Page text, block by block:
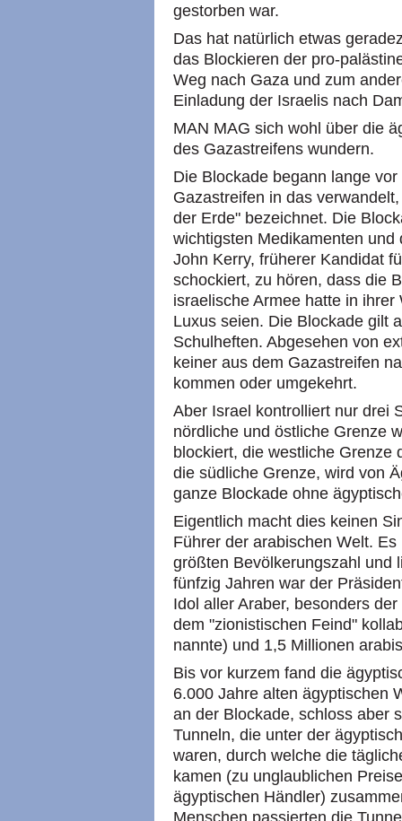
gestorben war.
Das hat natürlich etwas
das Blockieren der pro-
Weg nach Gaza und zum
Einladung der Israelis nach
MAN MAG sich wohl über die
des Gazastreifens wundern.
Die Blockade begann lange
Gazastreifen in das
der Erde" bezeichnet. Die
wichtigsten Medikamenten
John Kerry, früherer Kandidat
schockiert, zu hören, dass die
israelische Armee hatte in
Luxus seien. Die Blockade gilt
Schulheften. Abgesehen von
keiner aus dem Gazastreifen
kommen oder umgekehrt.
Aber Israel kontrolliert nur drei
nördliche und östliche Grenze
blockiert, die westliche Grenze
die südliche Grenze, wird von
ganze Blockade ohne
Eigentlich macht dies keinen
Führer der arabischen Welt.
größten Bevölkerungszahl und
fünfzig Jahren war der
Idol aller Araber, besonders
dem "zionistischen Feind"
nannte) und 1,5 Millionen
Bis vor kurzem fand die
6.000 Jahre alten ägyptischen
an der Blockade, schloss aber
Tunneln, die unter der
waren, durch welche die
kamen (zu unglaublichen
ägyptischen Händler)
Menschen passierten die